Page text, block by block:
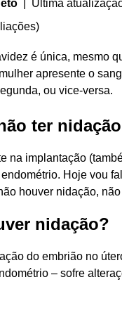
| Última
)
é única, mesmo
apresente o
ou vice-versa.
ter
na implantação
Hoje vou
houver nidação,
nidação?
do embrião no
– sofre